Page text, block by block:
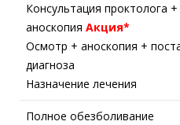
Консультация проктолога +
аноскопия Акция*
Осмотр + аноскопия +
диагноза
Назначение лечения
Полное обезболивание